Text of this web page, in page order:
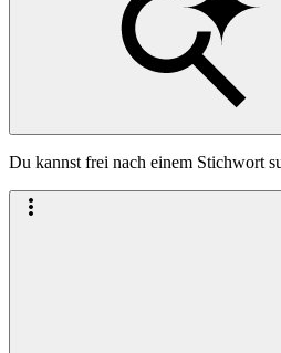
Du kannst frei nach einem Stichwort